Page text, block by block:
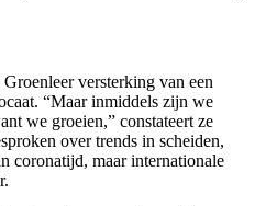
versterking van een
“Maar inmiddels zijn we
we groeien,” constateert ze
over trends in scheiden,
coronatijd, maar internationale